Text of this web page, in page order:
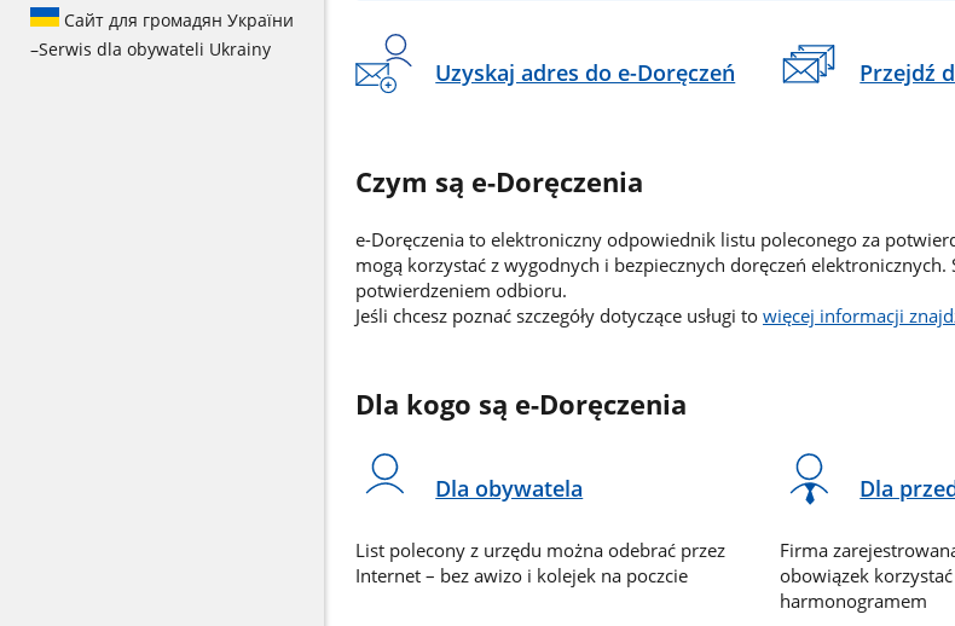
Сайт для громадян України
–Serwis dla obywateli Ukrainy
Uzyskaj adres do e-Doręczeń Przejdź
Czym są e-Doręczenia
e-Doręczenia to elektroniczny odpowiednik listu poleconego za
mogą korzystać z wygodnych i bezpiecznych doręczeń
potwierdzeniem odbioru.
Jeśli chcesz poznać szczegóły dotyczące usługi to więcej informacji
Dla kogo są e-Doręczenia
Dla obywatela
List polecony z urzędu można odebrać przez
Internet – bez awizo i kolejek na poczcie
Dla
Firma
obowiązek
harmonogramem